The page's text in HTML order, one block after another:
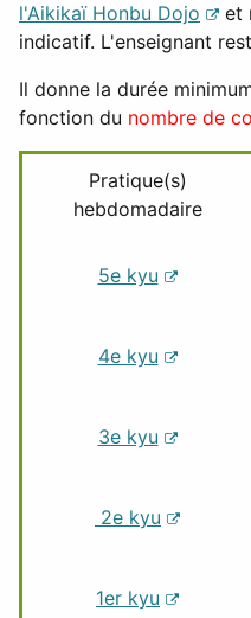
l'Aikikaï Honbu Dojo
et
indicatif. L'enseignant
Il donne la durée
fonction du nombre de
Pratique(s)
hebdomadaire
5e kyu
4e kyu
3e kyu
2e kyu
1er kyu